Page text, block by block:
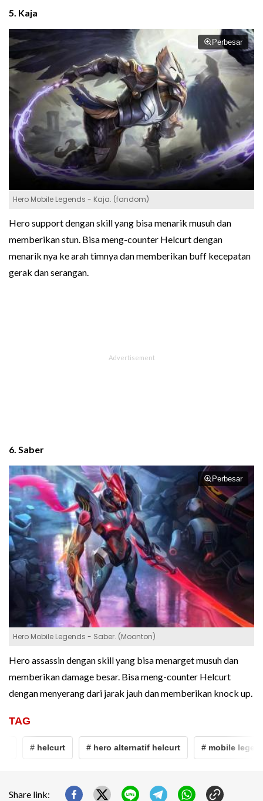
5. Kaja
Perbesar
Hero Mobile Legends - Kaja. (fandom)
Hero support dengan skill yang bisa menarik musuh dan
memberikan stun. Bisa meng-counter Helcurt dengan
menarik nya ke arah timnya dan memberikan buff kecepatan
gerak dan serangan.
6. Saber
Perbesar
Hero Mobile Legends - Saber. (Moonton)
Hero assassin dengan skill yang bisa menarget musuh dan
memberikan damage besar. Bisa meng-counter Helcurt
dengan menyerang dari jarak jauh dan memberikan knock up.
TAG
# helcurt # hero alternatif helcurt # mobile legends
Share link: